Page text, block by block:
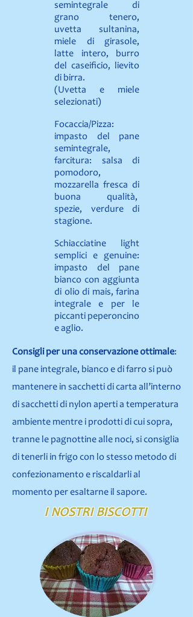
semintegrale di
grano tenero,
uvetta sultanina,
miele di girasole,
latte intero, burro
del caseificio, lievito
di birra.
(Uvetta e miele
selezionati)
Focaccia/Pizza:
impasto del pane
semintegrale,
farcitura: salsa di
pomodoro,
mozzarella fresca di
buona qualità,
spezie, verdure di
stagione.
Schiacciatine light
semplici e genuine:
impasto del pane
bianco con aggiunta
di olio di mais, farina
integrale e per le
piccanti peperoncino
e aglio.
Consigli per una conservazione ottimale:
il pane integrale, bianco e di farro si può
mantenere in sacchetti di carta all’interno
di sacchetti di nylon aperti a temperatura
ambiente mentre i prodotti di cui sopra,
tranne le pagnottine alle noci, si consiglia
di tenerli in frigo con lo stesso metodo di
confezionamento e riscaldarli al
momento per esaltarne il sapore.
I NOSTRI BISCOTTI